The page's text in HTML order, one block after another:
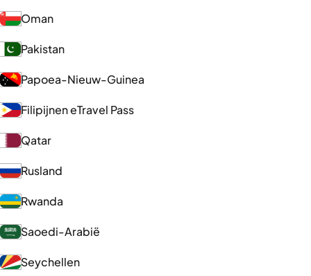
Oman
Pakistan
Papoea-Nieuw-Guinea
Filipijnen eTravel Pass
Qatar
Rusland
Rwanda
Saoedi-Arabië
Seychellen